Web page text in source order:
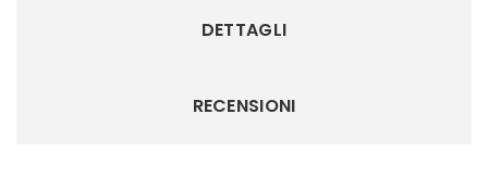
DETTAGLI
RECENSIONI